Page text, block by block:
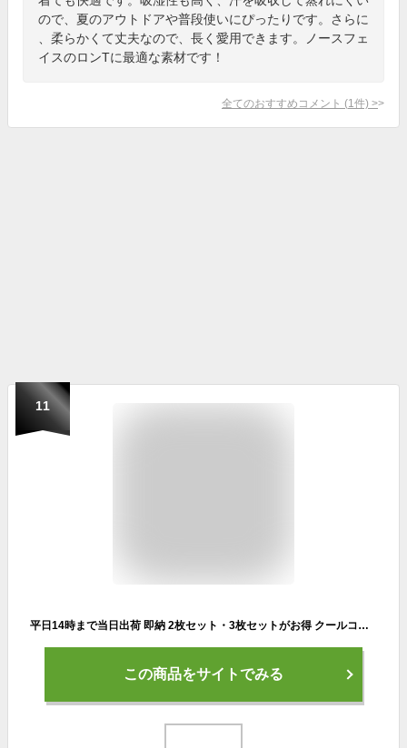
ので、夏のアウトドアや普段使いにぴったりです。さらに
、柔らかくて丈夫なので、長く愛用できます。ノースフェ
イスのロンTに最適な素材です！
全てのおすすめコメント (1 件) >
11
平日14時まで当日出荷 即納 2枚セット・3枚セットがお得 クールコア 長袖Tシャツ 無地 ドライ ゴルフ サイクリング バイク スポーツ 空調服 クールインナー 0044 メンズ ストレッチ 冷感 吸汗速乾 大きいAsahicho 旭蝶繊維 作業着 作業服 春夏用 クールコアtシャツ
この商品をサイトでみる